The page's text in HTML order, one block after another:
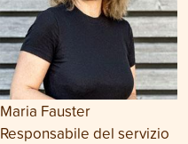
Maria Fauster
Responsabile del servizio